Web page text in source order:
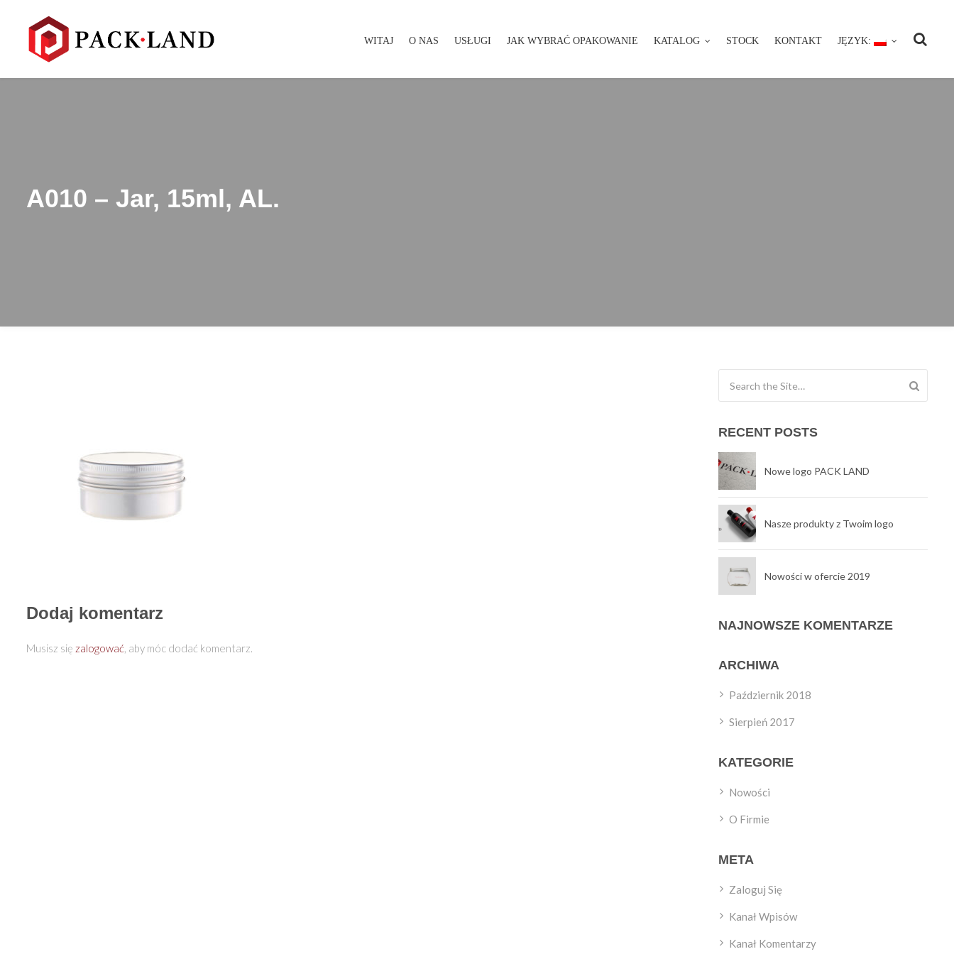
WITAJ O NAS USŁUGI JAK WYBRAĆ OPAKOWANIE KATALOG STOCK KONTAKT JĘZYK:
WITAJ O NAS USŁUGI JAK WYBRAĆ OPAKOWANIE KATALOG STOCK KONTAKT JĘZYK:
A010 – Jar, 15ml, AL.
Dodaj komentarz
Musisz się zalogować, aby móc dodać komentarz.
RECENT POSTS
Nowe logo PACK LAND
Nasze produkty z Twoim logo
Nowości w ofercie 2019
NAJNOWSZE KOMENTARZE
ARCHIWA
Październik 2018
Sierpień 2017
KATEGORIE
Nowości
O Firmie
META
Zaloguj Się
Kanał Wpisów
Kanał Komentarzy